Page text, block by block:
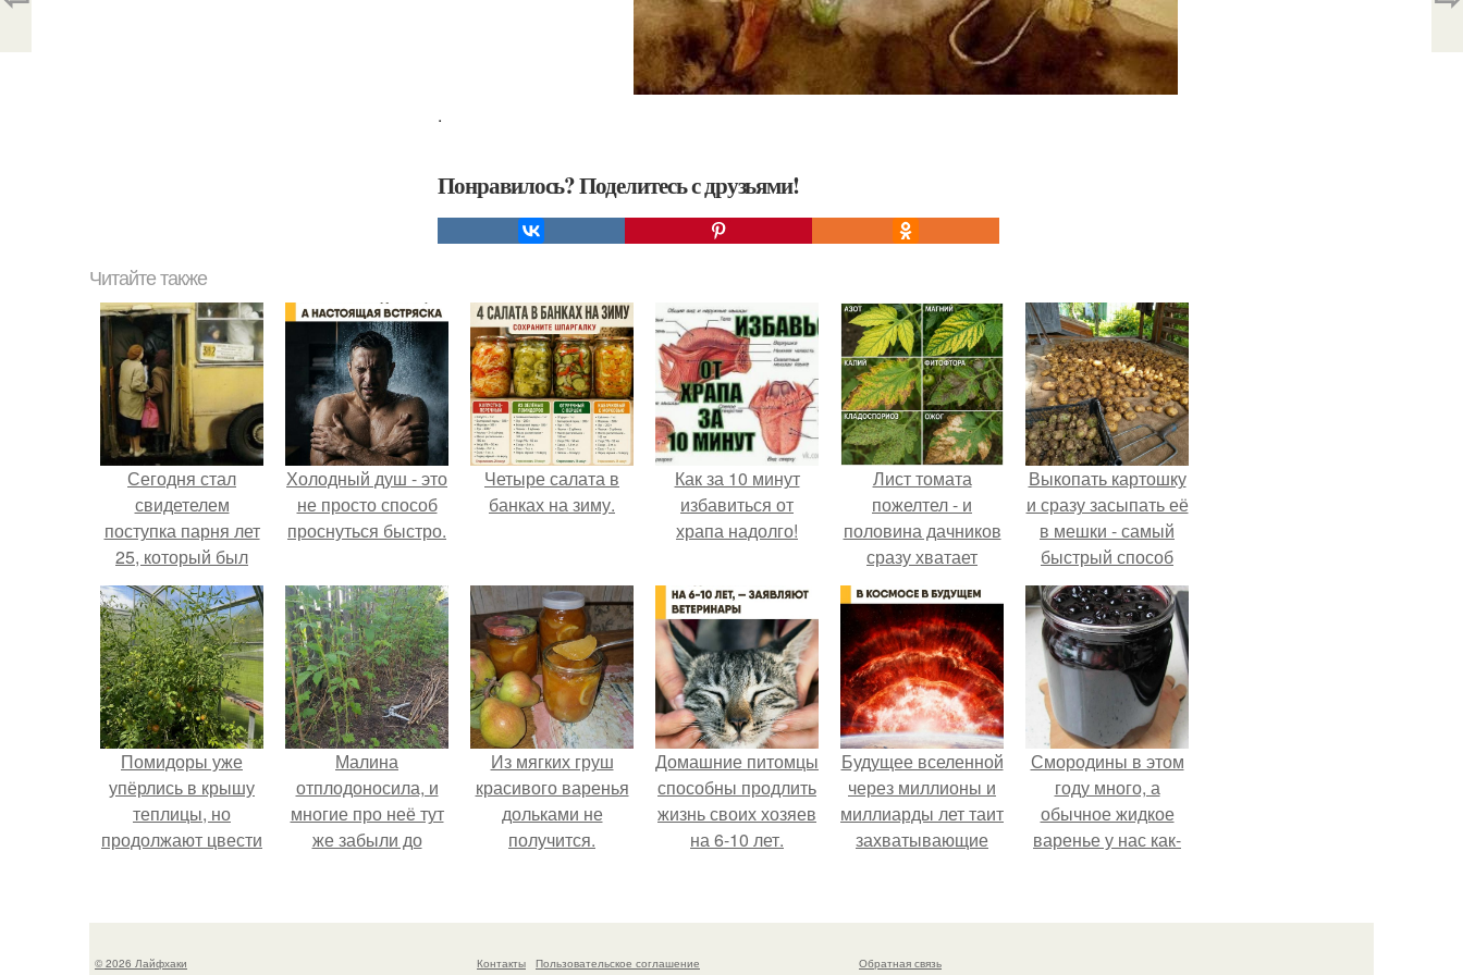
.
Понравилось? Поделитесь с друзьями!
Читайте также
Сегодня стал
свидетелем
поступка парня лет
25, который был
водителем
автобуса 11.
Холодный душ - это
не просто способ
проснуться быстро.
Четыре салата в
банках на зиму.
Как за 10 минут
избавиться от
храпа надолго!
Лист томата
пожелтел - и
половина дачников
сразу хватает
удобрение.
Выкопать картошку
и сразу засыпать её
в мешки - самый
быстрый способ
спрятать вместе с
урожаем гниль,
порезы и больные
клубни.
Помидоры уже
упёрлись в крышу
теплицы, но
продолжают цвести
Малина
отплодоносила, и
многие про неё тут
же забыли до
Из мягких груш
красивого варенья
дольками не
получится.
Домашние питомцы
способны продлить
жизнь своих хозяев
на 6-10 лет.
Будущее вселенной
через миллионы и
миллиарды лет таит
захватывающие
Смородины в этом
году много, а
обычное жидкое
варенье у нас как-
© 2026 Лайфхаки Контакты Пользовательское соглашение Обратная связь